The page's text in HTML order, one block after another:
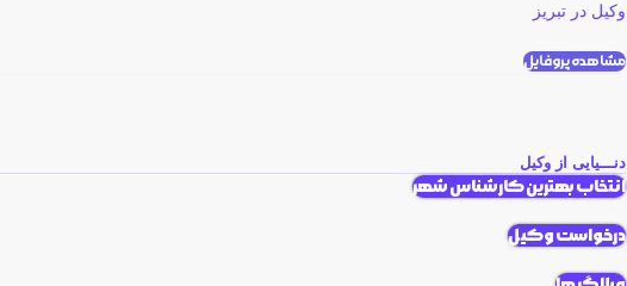
وکیل در تبریز
مشاهده پروفایل
دنـــیایی از وکیل
انتخاب بهترین کارشناس شهر
درخواست وکیل